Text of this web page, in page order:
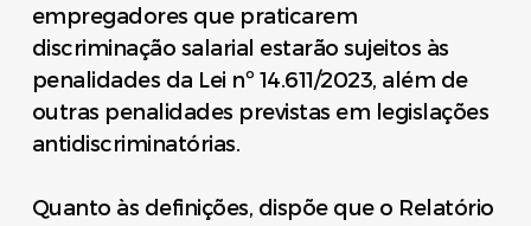
empregadores que praticarem
discriminação salarial estarão sujeitos às
penalidades da Lei nº 14.611/2023, além de
outras penalidades previstas em legislações
antidiscriminatórias.
Quanto às definições, dispõe que o Relatório